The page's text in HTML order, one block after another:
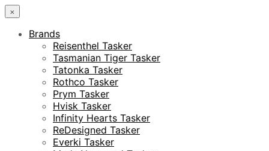
×
Brands
Reisenthel Tasker
Tasmanian Tiger Tasker
Tatonka Tasker
Rothco Tasker
Prym Tasker
Hvisk Tasker
Infinity Hearts Tasker
ReDesigned Tasker
Everki Tasker